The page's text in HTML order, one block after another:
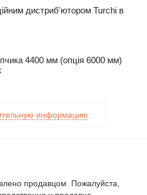
дистриб'ютором Turchi в
4400 мм (опція 6000 мм)
информацию
продавцом. Пожалуйста,